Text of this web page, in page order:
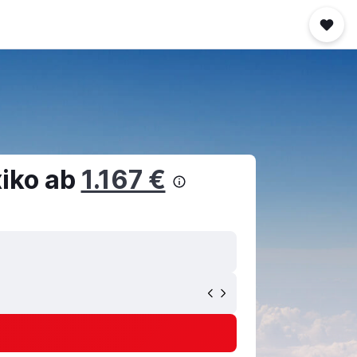
ab 1.167 €